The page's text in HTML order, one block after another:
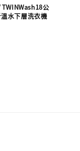
公
水下層洗衣機